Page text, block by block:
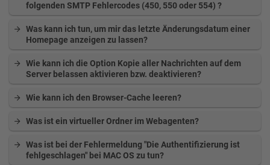
folgenden SMTP Fehlercodes (450, 550 oder 554) ?
Was kann ich tun, um mir das letzte Änderungsdatum einer
Homepage anzeigen zu lassen?
Wie kann ich die Option Kopie aller Nachrichten auf dem
Server belassen aktivieren bzw. deaktivieren?
Wie kann ich den Browser-Cache leeren?
Was ist ein virtueller Ordner im Webagenten?
Was ist bei der Fehlermeldung "Die Authentifizierung ist
fehlgeschlagen" bei MAC OS zu tun?